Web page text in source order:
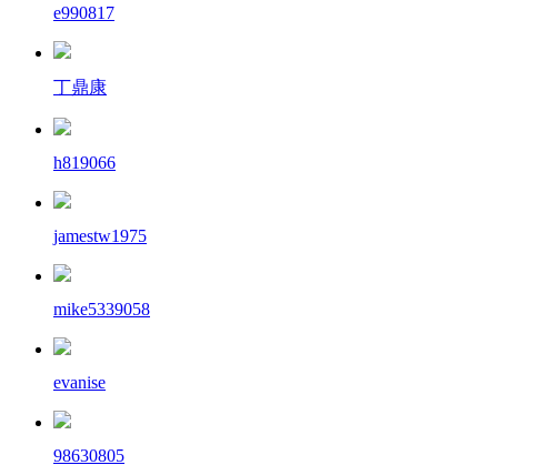
e990817
丁鼎康
h819066
jamestw1975
mike5339058
evanise
98630805